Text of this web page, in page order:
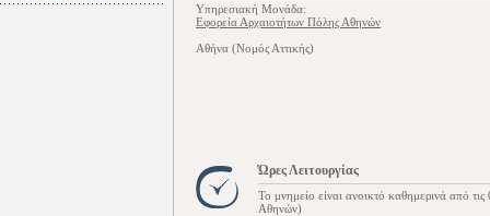
Υπηρεσιακή Μονάδα:
Εφορεία Αρχαιοτήτων Πόλης Αθηνών
Αθήνα (Νομός Αττικής)
Ώρες Λειτουργίας
Το μνημείο είναι ανοικτό καθημερινά από
Αθηνών)